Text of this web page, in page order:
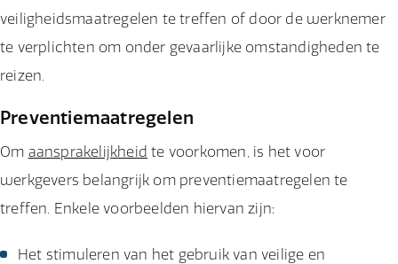
veiligheidsmaatregelen te treffen of door de werknemer
te verplichten om onder gevaarlijke omstandigheden te
reizen.
Preventiemaatregelen
Om aansprakelijkheid te voorkomen, is het voor
werkgevers belangrijk om preventiemaatregelen te
treffen. Enkele voorbeelden hiervan zijn:
Het stimuleren van het gebruik van veilige en